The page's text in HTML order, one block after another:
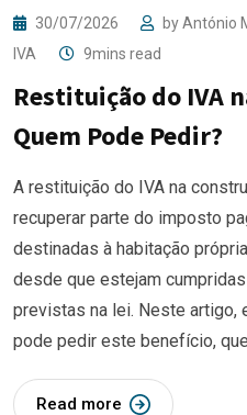
30/07/2026 byAntónio
IVA
9mins read
Restituição do IVA
Quem Pode Pedir?
A restituição do IVA na
recuperar parte do imposto
destinadas à habitação
desde que estejam
previstas na lei. Neste artigo,
pode pedir este benefício,
Read more